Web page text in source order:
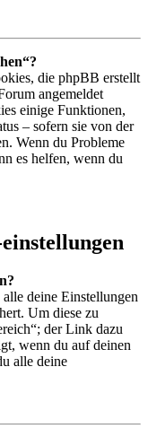
die phpBB erstellt
angemeldet
einige Funktionen,
– sofern sie von der
Wenn du Probleme
es helfen, wenn du
deine Einstellungen
Um diese zu
der Link dazu
wenn du auf deinen
alle deine